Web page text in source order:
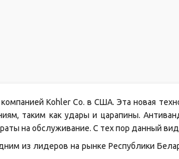
Kohler Co. в США. Эта новая
таким как удары и царапины.
на обслуживание. С тех пор данный
из лидеров на рынке Республики